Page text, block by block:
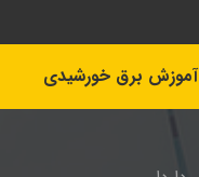
آموزش برق خورشیدی